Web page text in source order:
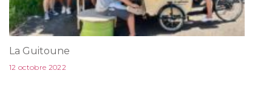
La Guitoune
12 octobre 2022